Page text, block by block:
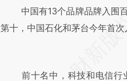
中国有13个品牌品牌入围百
第十，中国石化和茅台今年首次
前十名中，科技和电信行业